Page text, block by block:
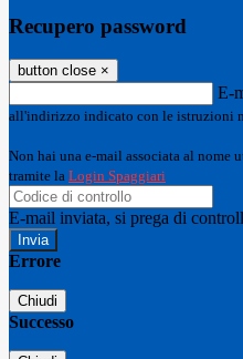
Recupero password
button close ×
E-
all'indirizzo indicato con le istruzioni
Non hai una e-mail associata al nome
tramite la Login Spaggiari
E-mail inviata, si prega di
Errore
Chiudi
Successo